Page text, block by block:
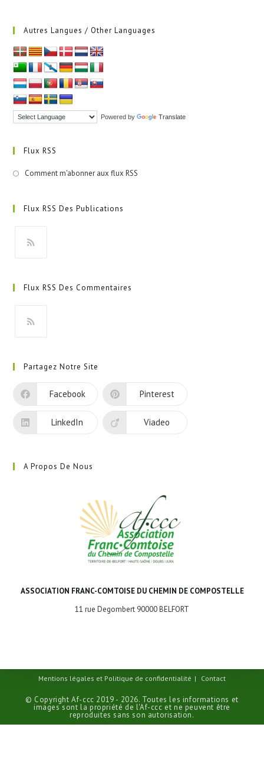
Autres Langues / Other Languages
Powered by Translate
Flux RSS
Comment m'abonner aux flux RSS
Flux RSS Des Publications
un
onglet
Flux RSS Des Commentaires
un
nouvel
Partagez Notre Site
Facebook Pinterest
LinkedIn Viadeo
A Propos De Nous
ASSOCIATION FRANC-COMTOISE DU CHEMIN DE COMPOSTELLE
11 rue Degombert 90000 BELFORT
Mentions légales et Politique de confidentialité Contact
© Copyright Af-ccc 2019 - 2026. Toutes les informations et
images sont la propriété de l'Af-ccc et ne peuvent être
reproduites sans son autorisation.